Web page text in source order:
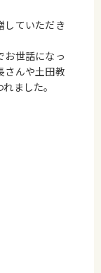
していただき
お世話になっ
さんや土田教
ました。